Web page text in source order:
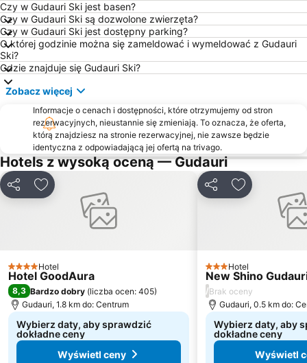
Czy w Gudauri Ski jest basen?
Czy w Gudauri Ski są dozwolone zwierzęta?
Czy w Gudauri Ski jest dostępny parking?
O której godzinie można się zameldować i wymeldować z Gudauri
Ski?
Gdzie znajduje się Gudauri Ski?
Zobacz więcej
Informacje o cenach i dostępności, które otrzymujemy od stron
rezerwacyjnych, nieustannie się zmieniają. To oznacza, że oferta,
którą znajdziesz na stronie rezerwacyjnej, nie zawsze będzie
identyczna z odpowiadającą jej ofertą na trivago.
Hotels z wysoką oceną — Gudauri
UdostępnijDodaj do ulubionych
4 Kategoria
Hotel
Hotel GoodAura
8,3 Bardzo dobry (liczba ocen: 405)
Gudauri, 1.8 km do: Centrum
Wybierz daty, aby sprawdzić
dokładne ceny
Wyświetl ceny
UdostępnijDodaj do
3 Kategoria
Hotel
New Shino
/Brak oceny
Gudauri, 0.5 km do:
Wybierz daty, aby
dokładne ceny
Wyświetl